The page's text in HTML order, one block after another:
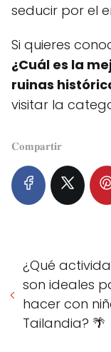
seducir por el
Si quieres
¿Cuál es la
ruinas
visitar la
𝐂𝐨𝐦𝐩𝐚𝐫𝐭𝐢𝐫
¿Qué
son ideales
hacer con
Tailandia? 🌴